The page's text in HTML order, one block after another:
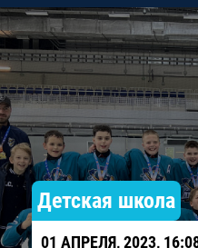
Детская школа
01 АПРЕЛЯ, 2023,